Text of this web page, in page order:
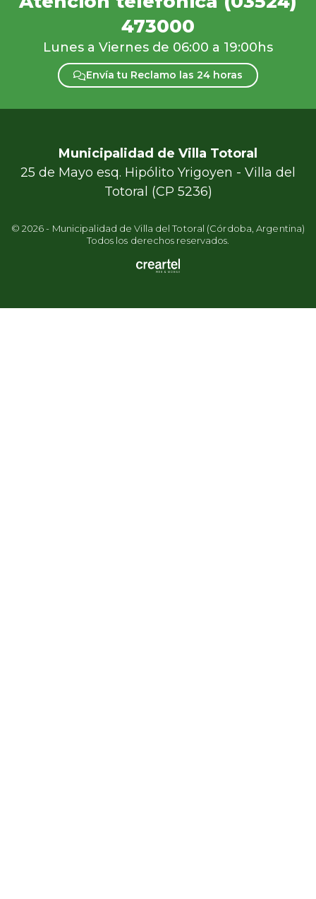
473000
Lunes a Viernes de 06:00 a 19:00hs
Envía tu Reclamo las 24 horas
Municipalidad de Villa Totoral
25 de Mayo esq. Hipólito Yrigoyen - Villa del
Totoral (CP 5236)
© 2026 - Municipalidad de Villa del Totoral (Córdoba, Argentina)
Todos los derechos reservados.